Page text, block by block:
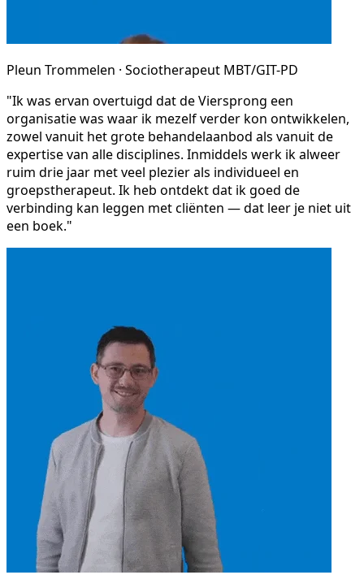
Pleun Trommelen · Sociotherapeut MBT/GIT-PD
"Ik was ervan overtuigd dat de Viersprong een
organisatie was waar ik mezelf verder kon ontwikkelen,
zowel vanuit het grote behandelaanbod als vanuit de
expertise van alle disciplines. Inmiddels werk ik alweer
ruim drie jaar met veel plezier als individueel en
groepstherapeut. Ik heb ontdekt dat ik goed de
verbinding kan leggen met cliënten — dat leer je niet uit
een boek."